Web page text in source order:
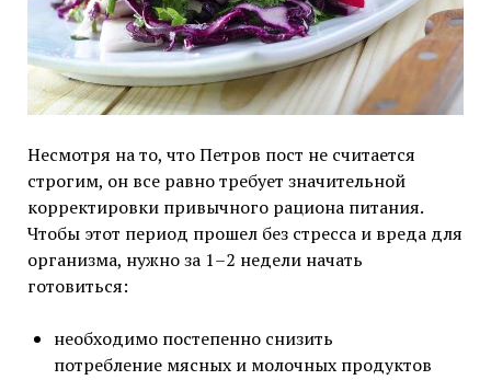
Несмотря на то, что Петров пост не считается
строгим, он все равно требует значительной
корректировки привычного рациона питания.
Чтобы этот период прошел без стресса и вреда для
организма, нужно за 1–2 недели начать
готовиться:
необходимо постепенно снизить
потребление мясных и молочных продуктов